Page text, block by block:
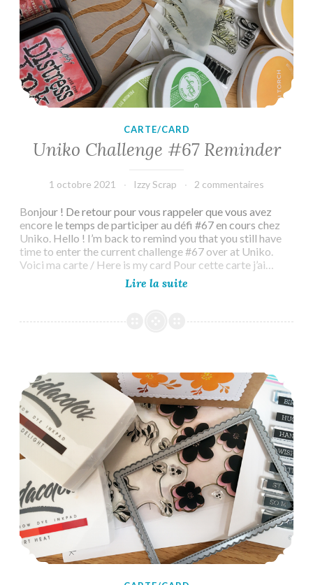
CARTE/CARD
Uniko Challenge #67 Reminder
1 octobre 2021 Izzy Scrap 2 commentaires
Bonjour ! De retour pour vous rappeler que vous avez
encore le temps de participer au défi #67 en cours chez
Uniko. Hello ! I’m back to remind you that you still have
time to enter the current challenge #67 over at Uniko.
Voici ma carte / Here is my card Pour cette carte j’ai…
Lire la suite
Reminder
Uniko Challenge #67